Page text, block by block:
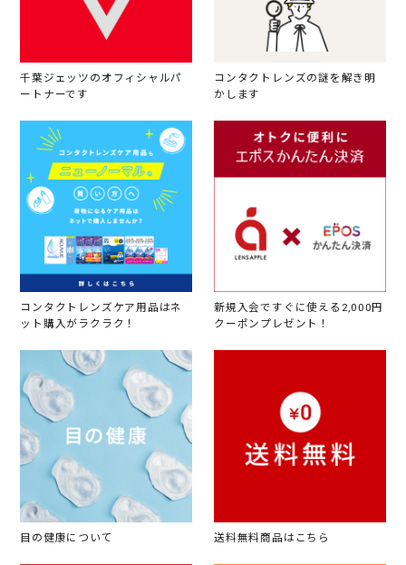
千葉ジェッツのオフィシャルパ
ートナーです
コンタクトレンズの謎を解き明
かします
コンタクトレンズケア用品はネ
ット購入がラクラク！
新規入会ですぐに使える2,000円
クーポンプレゼント！
目の健康について 送料無料商品はこちら